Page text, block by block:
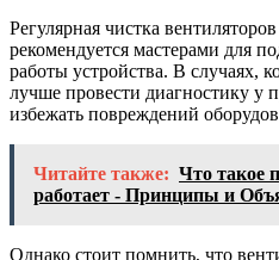
Регулярная чистка
рекомендуется мастерами для
работы устройства. В случаях,
лучше провести диагностику у
избежать повреждений
Читайте также: Что такое
работает - Принципы и
Однако стоит помнить, что